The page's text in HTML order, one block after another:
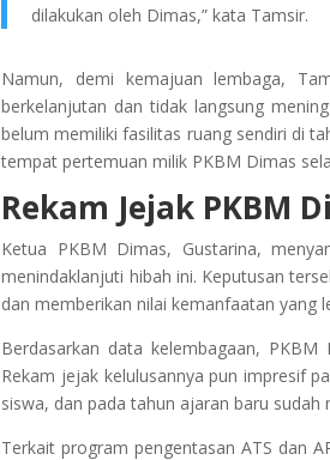
dilakukan oleh Dimas,” kata Tamsir.
Namun, demi kemajuan lembaga,
berkelanjutan dan tidak langsung
belum memiliki fasilitas ruang sendiri di
tempat pertemuan milik PKBM Dimas
Rekam Jejak PKBM
Ketua PKBM Dimas, Gustarina,
menindaklanjuti hibah ini. Keputusan
dan memberikan nilai kemanfaatan yang
Berdasarkan data kelembagaan,
Rekam jejak kelulusannya pun impresif
siswa, dan pada tahun ajaran baru
Terkait program pengentasan ATS dan